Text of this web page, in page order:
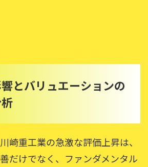
とバリュエーションの
崎重工業の急激な評価上昇は、
だけでなく、ファンダメンタル